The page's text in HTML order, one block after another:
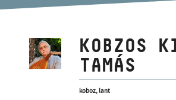
NYITVA TARTÁS
KOBZOS
TAMÁS
koboz, lant